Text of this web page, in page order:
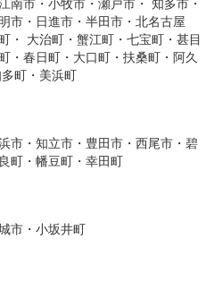
市・日進市・半田市・北名古屋
・ 大治町・蟹江町・七宝町・甚目
・春日町・大口町・扶桑町・阿久
町・美浜町
市・知立市・豊田市・西尾市・碧
町・幡豆町・幸田町
市・小坂井町